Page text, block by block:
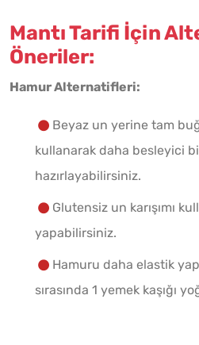
Mantı Tarifi İçin
Öneriler:
Hamur Alternatifleri:
Beyaz un yerine tam
kullanarak daha besleyici
hazırlayabilirsiniz.
Glutensiz un karışımı
yapabilirsiniz.
Hamuru daha elastik
sırasında 1 yemek kaşığı